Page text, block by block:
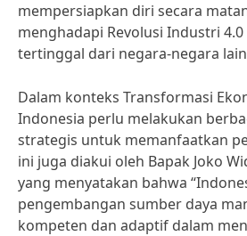
mempersiapkan diri secara
menghadapi Revolusi Industri
tertinggal dari negara-negara
Dalam konteks Transformasi
Indonesia perlu melakukan
strategis untuk memanfaatkan
ini juga diakui oleh Bapak Joko
yang menyatakan bahwa
pengembangan sumber daya
kompeten dan adaptif dalam